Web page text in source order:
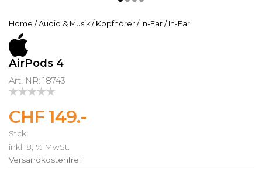
Home / Audio & Musik / Kopfhörer / In-Ear / In-Ear
AirPods 4
Art. NR: 18743
CHF 149.-
Stck
inkl. 8,1% MwSt.
Versandkostenfrei